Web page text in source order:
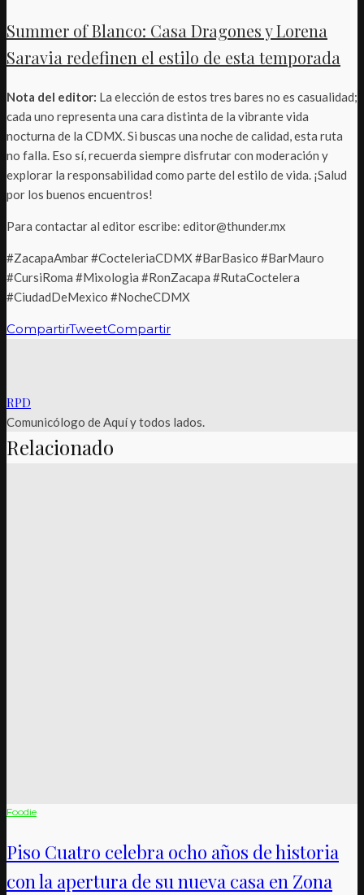
Summer of Blanco: Casa Dragones y Lorena
Saravia redefinen el estilo de esta temporada
Nota del editor: La elección de estos tres bares no es casualidad;
cada uno representa una cara distinta de la vibrante vida
nocturna de la CDMX. Si buscas una noche de calidad, esta ruta
no falla. Eso sí, recuerda siempre disfrutar con moderación y
explorar la responsabilidad como parte del estilo de vida. ¡Salud
por los buenos encuentros!
Para contactar al editor escribe: editor@thunder.mx
#ZacapaAmbar #CocteleriaCDMX #BarBasico #BarMauro
#CursiRoma #Mixologia #RonZacapa #RutaCoctelera
#CiudadDeMexico #NocheCDMX
CompartirTweetCompartir
RPD
Comunicólogo de Aquí y todos lados.
Relacionado
Foodie
Piso Cuatro celebra ocho años de historia
con la apertura de su nueva casa en Zona